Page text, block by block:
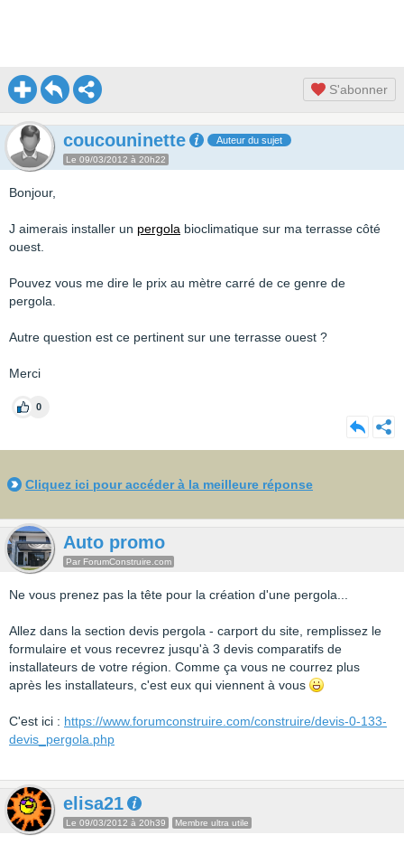
S'abonner
coucouninette Auteur du sujet
Le 09/03/2012 à 20h22
Bonjour,
J aimerais installer un pergola bioclimatique sur ma terrasse côté
ouest.
Pouvez vous me dire le prix au mètre carré de ce genre de
pergola.
Autre question est ce pertinent sur une terrasse ouest ?
Merci
0
Cliquez ici pour accéder à la meilleure réponse
Auto promo
Par ForumConstruire.com
Ne vous prenez pas la tête pour la création d'une pergola...
Allez dans la section devis pergola - carport du site, remplissez le
formulaire et vous recevrez jusqu'à 3 devis comparatifs de
installateurs de votre région. Comme ça vous ne courrez plus
après les installateurs, c'est eux qui viennent à vous
C'est ici : https://www.forumconstruire.com/construire/devis-0-133-
devis_pergola.php
elisa21
Le 09/03/2012 à 20h39 Membre ultra utile